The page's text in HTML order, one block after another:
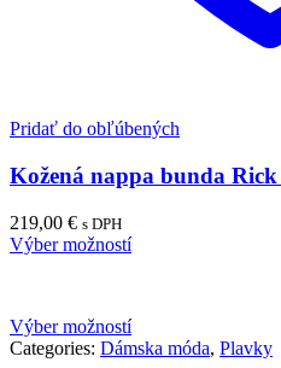
Pridať do obľúbených
Kožená nappa bunda
219,00 € s DPH
Výber možností
Výber možností
Categories: Dámska móda, Plavky